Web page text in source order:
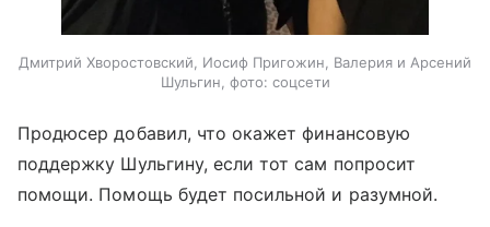
Дмитрий Хворостовский, Иосиф Пригожин, Валерия и Арсений
Шульгин, фото: соцсети
Продюсер добавил, что окажет финансовую
поддержку Шульгину, если тот сам попросит
помощи. Помощь будет посильной и разумной.